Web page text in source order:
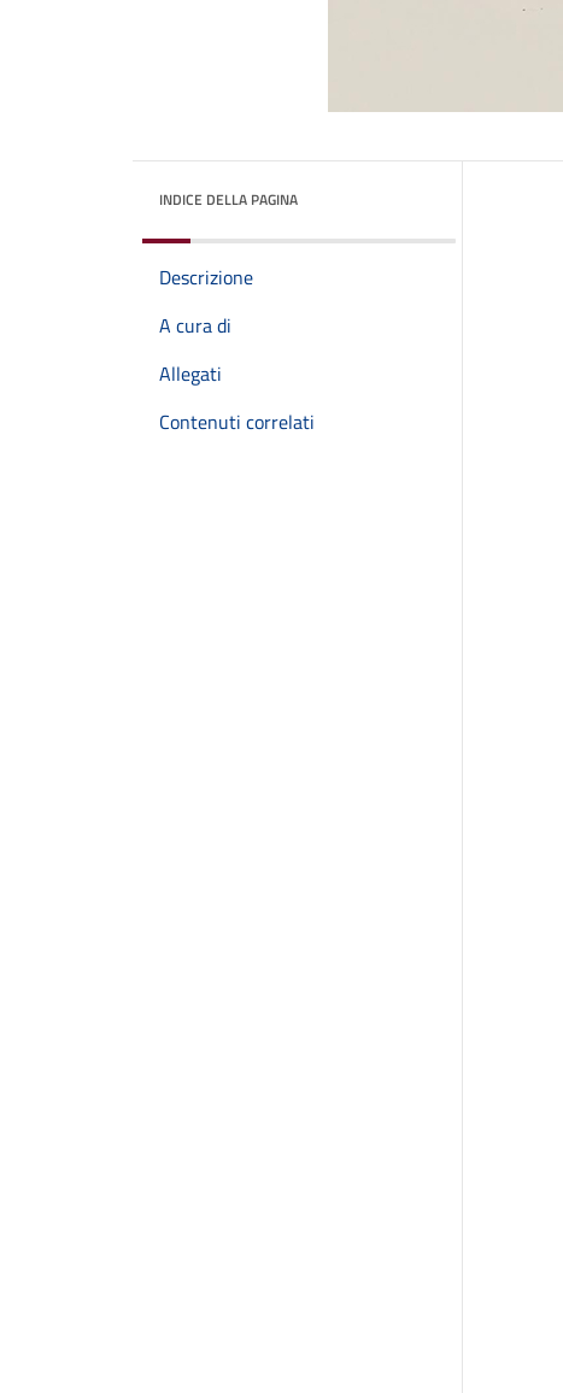
INDICE DELLA PAGINA
Descrizione
A cura di
Allegati
Contenuti correlati